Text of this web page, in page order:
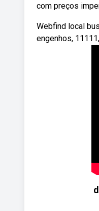
com preços
Webfind local
engenhos,